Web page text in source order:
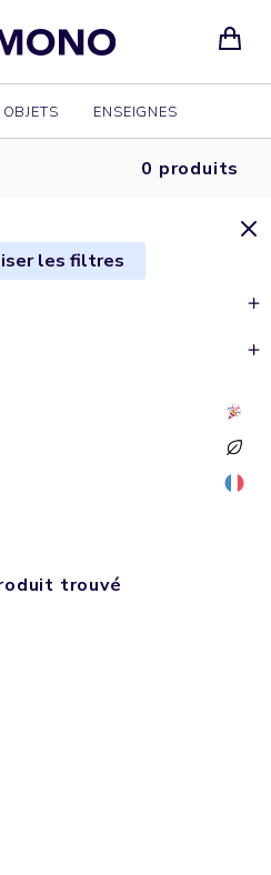
OBJETS ENSEIGNES
0 produits
les filtres
trouvé